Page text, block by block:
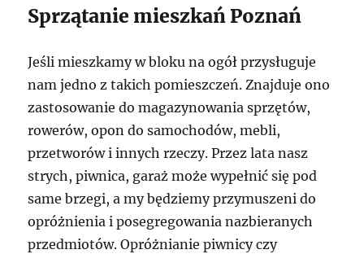
Sprzątanie mieszkań Poznań
Jeśli mieszkamy w bloku na ogół przysługuje
nam jedno z takich pomieszczeń. Znajduje ono
zastosowanie do magazynowania sprzętów,
rowerów, opon do samochodów, mebli,
przetworów i innych rzeczy. Przez lata nasz
strych, piwnica, garaż może wypełnić się pod
same brzegi, a my będziemy przymuszeni do
opróżnienia i posegregowania nazbieranych
przedmiotów. Opróżnianie piwnicy czy